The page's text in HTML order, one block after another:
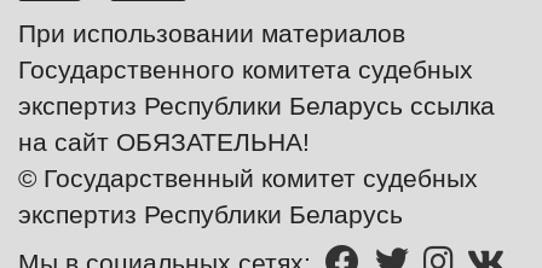
При использовании материалов
Государственного комитета судебных
экспертиз Республики Беларусь ссылка
на сайт ОБЯЗАТЕЛЬНА!
© Государственный комитет судебных
экспертиз Республики Беларусь